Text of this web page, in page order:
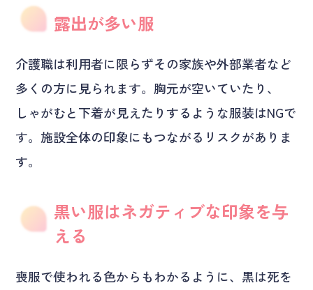
露出が多い服
介護職は利用者に限らずその家族や外部業者など
多くの方に見られます。胸元が空いていたり、
しゃがむと下着が見えたりするような服装はNGで
す。施設全体の印象にもつながるリスクがありま
す。
黒い服はネガティブな印象を与
える
喪服で使われる色からもわかるように、黒は死を